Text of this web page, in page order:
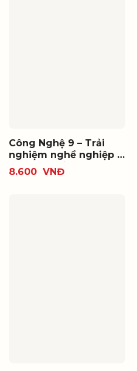
Công Nghệ 9 – Trải
nghiệm nghề nghiệp –
Mô đun Trồng cây ăn
quả (Bộ SGK thống
8.600 VNĐ